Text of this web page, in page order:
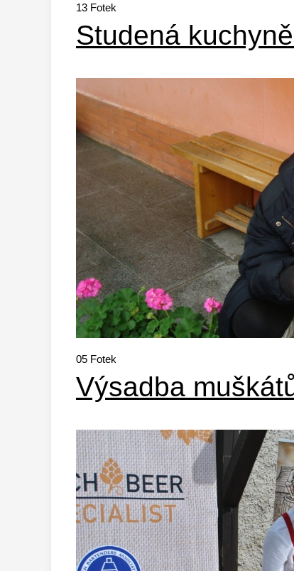
13 Fotek
Studená
05 Fotek
Výsadba